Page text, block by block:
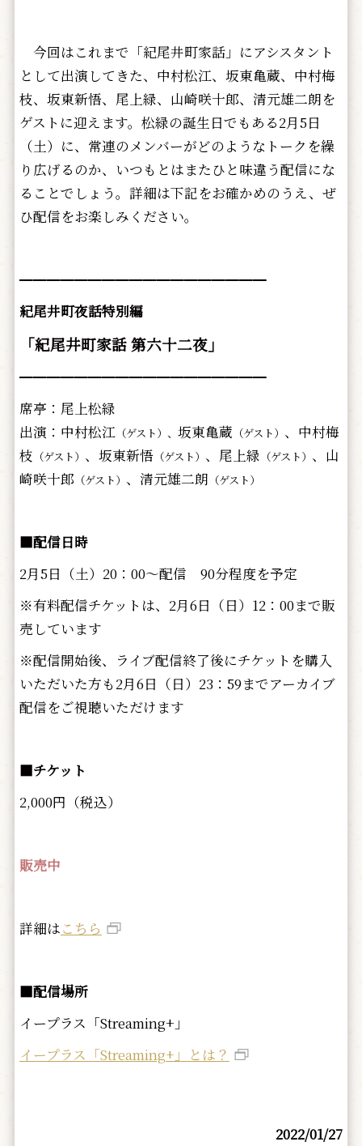
今回はこれまで「紀尾井町家話」にアシスタント
として出演してきた、中村松江、坂東亀蔵、中村梅
枝、坂東新悟、尾上緑、山崎咲十郎、清元雄二朗を
ゲストに迎えます。松緑の誕生日でもある2月5日
（土）に、常連のメンバーがどのようなトークを繰
り広げるのか、いつもとはまたひと味違う配信にな
ることでしょう。詳細は下記をお確かめのうえ、ぜ
ひ配信をお楽しみください。
━━━━━━━━━━━━━━━━━━
紀尾井町夜話特別編
「紀尾井町家話 第六十二夜」
━━━━━━━━━━━━━━━━━━
席亭：尾上松緑
出演：中村松江（ゲスト）、 坂東亀蔵 （ゲスト） 、中村梅
枝 （ゲスト） 、坂東新悟（ゲスト） 、尾上緑 （ゲスト） 、山
崎咲十郎（ゲスト） 、清元雄二朗 （ゲスト）
■配信日時
2月5日（土）20：00～配信 90分程度を予定
※有料配信チケットは、2月6日（日）12：00まで販
売しています
※配信開始後、ライブ配信終了後にチケットを購入
いただいた方も2月6日（日）23：59までアーカイブ
配信をご視聴いただけます
■チケット
2,000円（税込）
販売中
詳細はこちら
■配信場所
イープラス「Streaming+」
イープラス「Streaming+」とは？
2022/01/27